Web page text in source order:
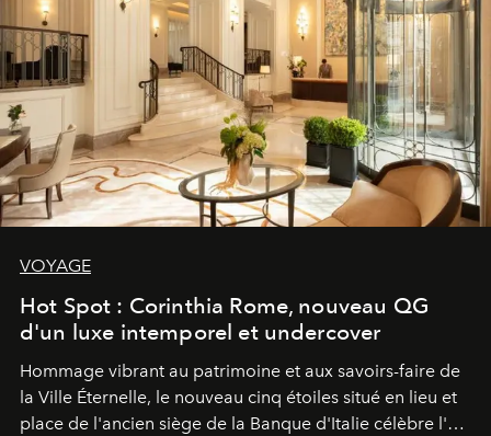
VOYAGE
Hot Spot : Corinthia Rome, nouveau QG
d'un luxe intemporel et undercover
Hommage vibrant au patrimoine et aux savoirs-faire de
la Ville Éternelle, le nouveau cinq étoiles situé en lieu et
place de l'ancien siège de la Banque d'Italie célèbre l'art